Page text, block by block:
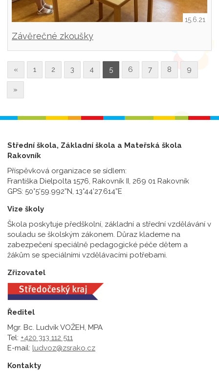
15.6.21
Závěrečné zkoušky
« 1 2 3 4 5 6 7 8 9
»
Střední škola, Základní škola a Mateřská škola
Rakovník
Příspěvková organizace se sídlem:
Františka Dielpolta 1576, Rakovník II, 269 01 Rakovník
GPS: 50°5’59.992”N, 13°44’27.614”E
Vize školy
Škola poskytuje předškolní, základní a střední vzdělávání v
souladu se školským zákonem. Důraz klademe na
zabezpečení speciálně pedagogické péče dětem a
žákům se speciálními vzdělávacími potřebami.
Zřizovatel
Ředitel
Mgr. Bc. Ludvík VOŽEH, MPA
Tel: +420 313 112 511
E-mail: ludvoz@zsrako.cz
Kontakty